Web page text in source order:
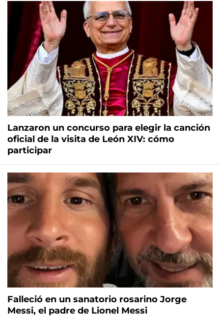
Lanzaron un concurso para elegir la canción
oficial de la visita de León XIV: cómo
participar
Falleció en un sanatorio rosarino Jorge
Messi, el padre de Lionel Messi